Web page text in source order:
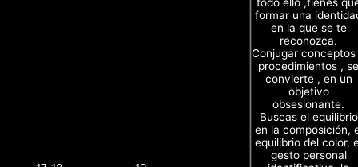
formar una
en la que se te
reconozca.
Conjugar
procedimientos , se
convierte , en un
objetivo
obsesionante.
Buscas el equilibrio
en la composición,
equilibrio del color,
gesto personal